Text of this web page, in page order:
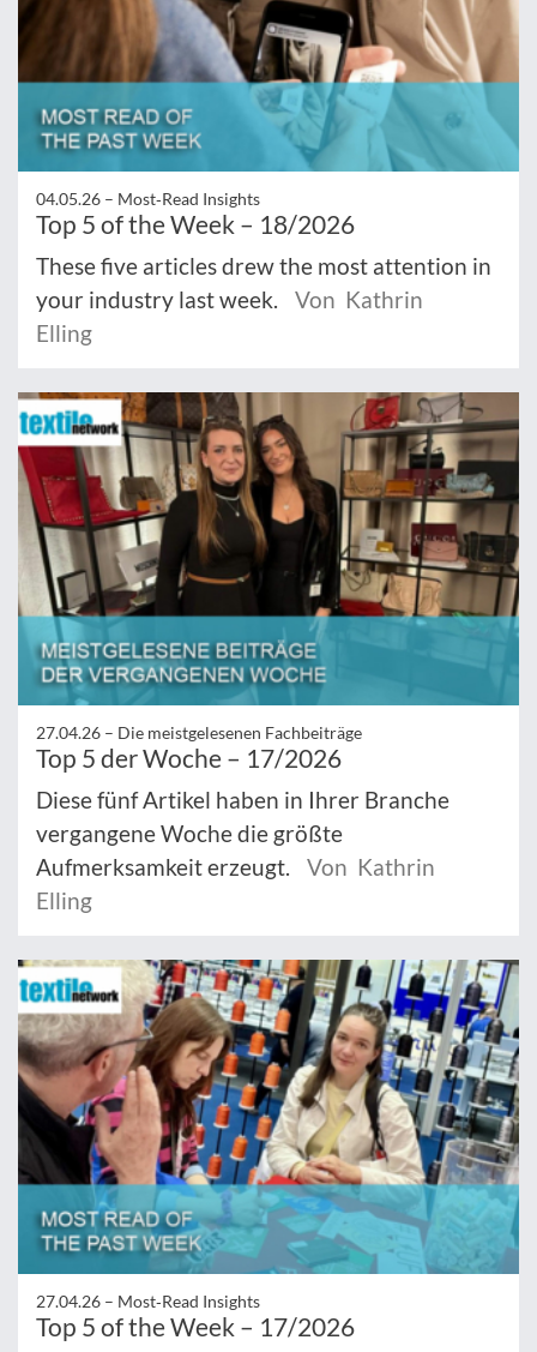
04.05.26 – Most‑Read Insights
Top 5 of the Week – 18/2026
These five articles drew the most attention in
your industry last week.
Von Kathrin
Elling
27.04.26 – Die meistgelesenen Fachbeiträge
Top 5 der Woche – 17/2026
Diese fünf Artikel haben in Ihrer Branche
vergangene Woche die größte
Aufmerksamkeit erzeugt.
Von Kathrin
Elling
27.04.26 – Most‑Read Insights
Top 5 of the Week – 17/2026